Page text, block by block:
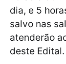
dia, e 5
salvo nas
atenderão
deste Edital.